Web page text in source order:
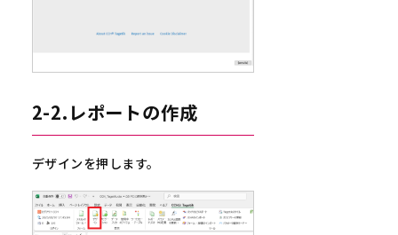
2-2.レポートの作成
デザインを押します。